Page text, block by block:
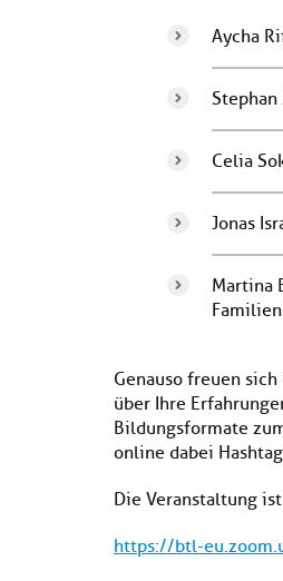
Aycha
Celia
Jonas
Martina
Genauso freuen
über Ihre
Bildungsformate
online dabei
Die Veranstaltung
https://btl-